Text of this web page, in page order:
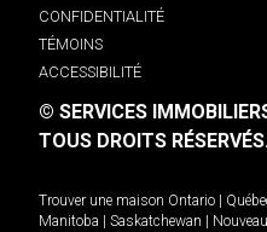
CONFIDENTIALITÉ
TÉMOINS
ACCESSIBILITÉ
© SERVICES
TOUS DROITS
Trouver une maison Ontario
Manitoba
Saskatchewan